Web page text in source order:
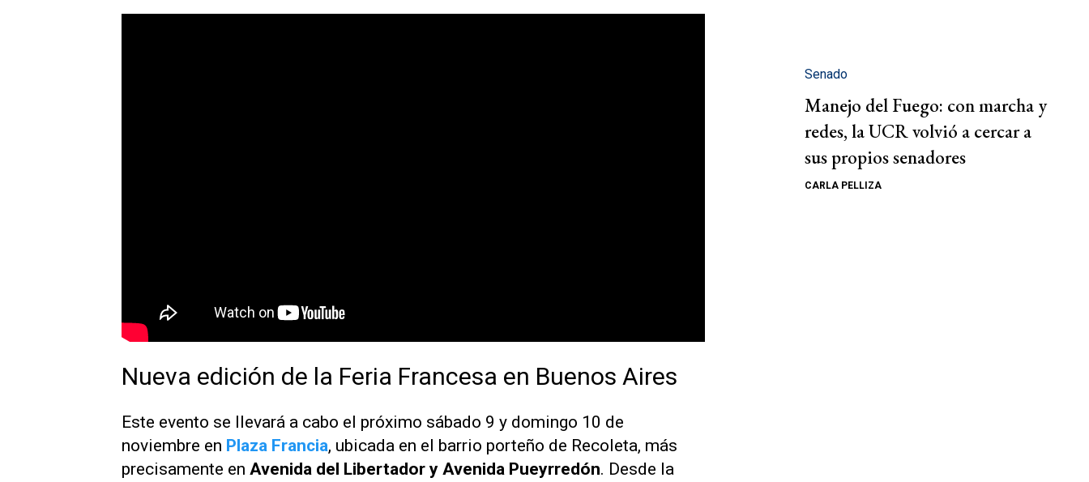
Nueva edición de la Feria Francesa en Buenos Aires
Este evento se llevará a cabo el próximo sábado 9 y domingo 10 de
noviembre en Plaza Francia, ubicada en el barrio porteño de Recoleta, más
precisamente en Avenida del Libertador y Avenida Pueyrredón. Desde la
Senado
Manejo del Fuego: con marcha y
redes, la UCR volvió a cercar a
sus propios senadores
CARLA PELLIZA